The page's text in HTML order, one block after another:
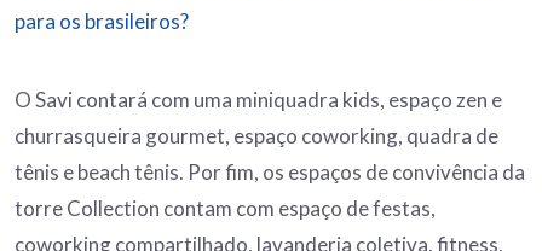
para os brasileiros?
O Savi contará com uma miniquadra kids, espaço zen e
churrasqueira gourmet, espaço coworking, quadra de
tênis e beach tênis. Por fim, os espaços de convivência da
torre Collection contam com espaço de festas,
coworking compartilhado, lavanderia coletiva, fitness,